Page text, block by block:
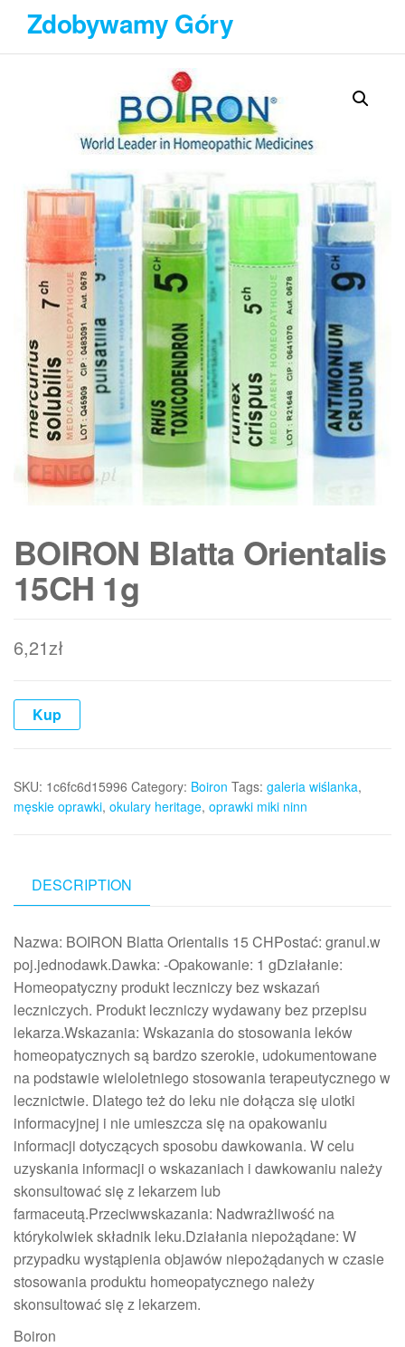
Przejdź
treści
Zdobywamy Góry
BOIRON Blatta Orientalis
15CH 1g
6,21zł
Kup
SKU: 1c6fc6d15996 Category: Boiron Tags: galeria wiślanka,
męskie oprawki, okulary heritage, oprawki miki ninn
DESCRIPTION
Nazwa: BOIRON Blatta Orientalis 15 CHPostać: granul.w
poj.jednodawk.Dawka: -Opakowanie: 1 gDziałanie:
Homeopatyczny produkt leczniczy bez wskazań
leczniczych. Produkt leczniczy wydawany bez przepisu
lekarza.Wskazania: Wskazania do stosowania leków
homeopatycznych są bardzo szerokie, udokumentowane
na podstawie wieloletniego stosowania terapeutycznego w
lecznictwie. Dlatego też do leku nie dołącza się ulotki
informacyjnej i nie umieszcza się na opakowaniu
informacji dotyczących sposobu dawkowania. W celu
uzyskania informacji o wskazaniach i dawkowaniu należy
skonsultować się z lekarzem lub
farmaceutą.Przeciwwskazania: Nadwrażliwość na
którykolwiek składnik leku.Działania niepożądane: W
przypadku wystąpienia objawów niepożądanych w czasie
stosowania produktu homeopatycznego należy
skonsultować się z lekarzem.
Boiron